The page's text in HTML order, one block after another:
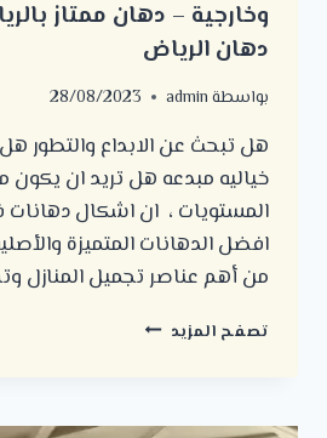
وخارجية – دهان ممتاز
دهان الرياض
بواسطةadmin
28/08/2023
هل تبحث عن الابداع والتطور
خياليه مبدعه هل تريد ان يكون
المستويات ، ان اشكال
افضل الدهانات المتميزة
من أهم عناصر تجميل المنازل
تصفح المزيد معلم
0500723702